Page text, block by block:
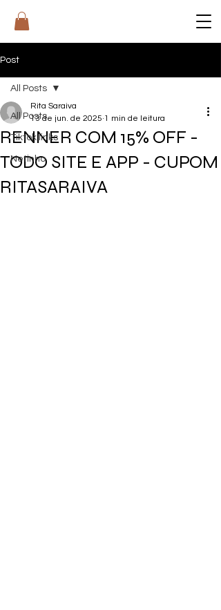
RIT
Post
All Posts
Tiktok links
Netinho
All Posts
RENNER COM 15% OFF -
TODO SITE E APP - CUPOM
RITASARAIVA
Rita Saraiva
13 de jun. de 2025 1 min de leitura